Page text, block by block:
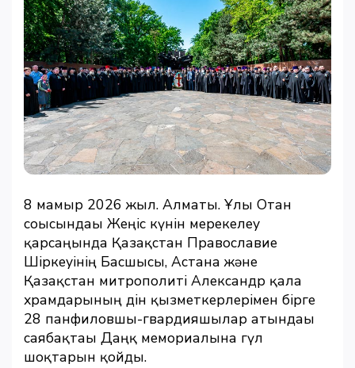
8 мамыр 2026 жыл. Алматы. Ұлы Отан
соғысындағы Жеңіс күнін мерекелеу
қарсаңында Қазақстан Православие
Шіркеуінің Басшысы, Астана және
Қазақстан митрополиті Александр қала
храмдарының дін қызметкерлерімен бірге
28 панфиловшы-гвардияшылар атындағы
саябақтағы Даңқ мемориалына гүл
шоқтарын қойды.